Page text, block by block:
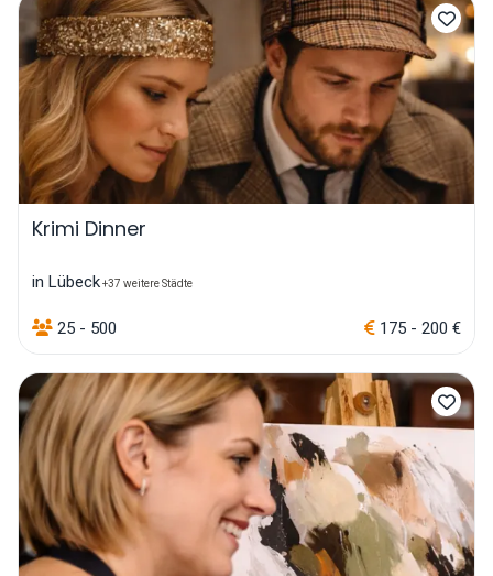
Krimi Dinner
in Lübeck+37 weitere Städte
25 - 500 175 - 200 €